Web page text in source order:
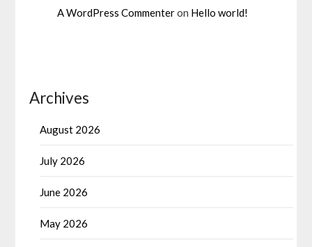
A WordPress Commenteron Hello world!
Archives
August 2026
July 2026
June 2026
May 2026